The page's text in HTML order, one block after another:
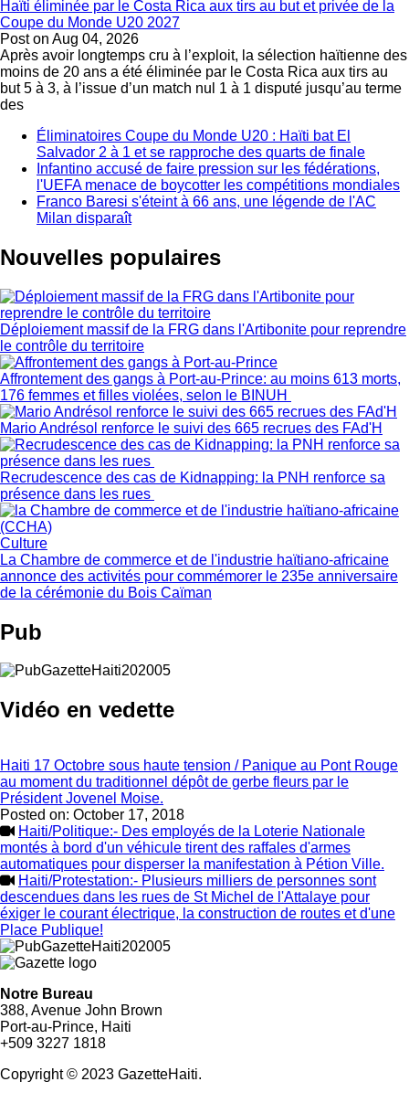
Haïti éliminée par le Costa Rica aux tirs au but et privée de la
Coupe du Monde U20 2027
Post on Aug 04, 2026
Après avoir longtemps cru à l’exploit, la sélection haïtienne des
moins de 20 ans a été éliminée par le Costa Rica aux tirs au
but 5 à 3, à l’issue d’un match nul 1 à 1 disputé jusqu’au terme
des
Éliminatoires Coupe du Monde U20 : Haïti bat El
Salvador 2 à 1 et se rapproche des quarts de finale
Infantino accusé de faire pression sur les fédérations,
l'UEFA menace de boycotter les compétitions mondiales
Franco Baresi s'éteint à 66 ans, une légende de l'AC
Milan disparaît
Nouvelles populaires
Déploiement massif de la FRG dans l'Artibonite pour reprendre
le contrôle du territoire
Affrontement des gangs à Port-au-Prince: au moins 613 morts,
176 femmes et filles violées, selon le BINUH
Mario Andrésol renforce le suivi des 665 recrues des FAd'H
Recrudescence des cas de Kidnapping: la PNH renforce sa
présence dans les rues
Culture
La Chambre de commerce et de l'industrie haïtiano-africaine
annonce des activités pour commémorer le 235e anniversaire
de la cérémonie du Bois Caïman
Pub
Vidéo en vedette
Haiti 17 Octobre sous haute tension / Panique au Pont Rouge
au moment du traditionnel dépôt de gerbe fleurs par le
Président Jovenel Moise.
Posted on: October 17, 2018
Haiti/Politique:- Des employés de la Loterie Nationale
montés à bord d'un véhicule tirent des raffales d'armes
automatiques pour disperser la manifestation à Pétion Ville.
Haiti/Protestation:- Plusieurs milliers de personnes sont
descendues dans les rues de St Michel de l'Attalaye pour
éxiger le courant électrique, la construction de routes et d'une
Place Publique!
Notre Bureau
388, Avenue John Brown
Port-au-Prince, Haiti
+509 3227 1818
Copyright © 2023 GazetteHaiti.